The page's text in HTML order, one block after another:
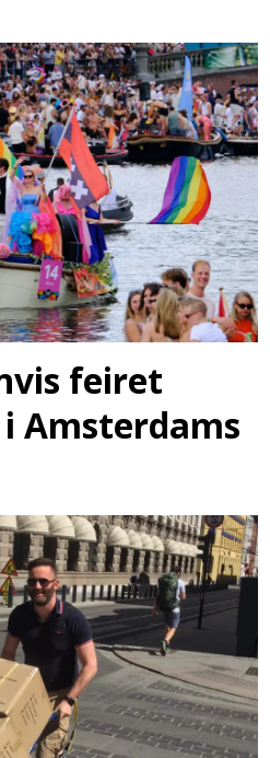
feiret
Amsterdams